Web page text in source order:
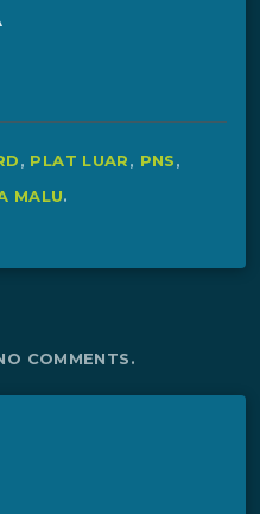
, PLAT LUAR, PNS,
MALU.
COMMENTS.